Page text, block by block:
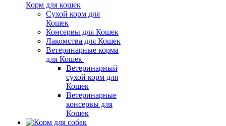
Корм для кошек
Сухой корм для
Кошек
Консервы для Кошек
Лакомства для Кошек
Ветеринарные корма
для Кошек
Ветеринарный
сухой корм для
Кошек
Ветеринарные
консервы для
Кошек